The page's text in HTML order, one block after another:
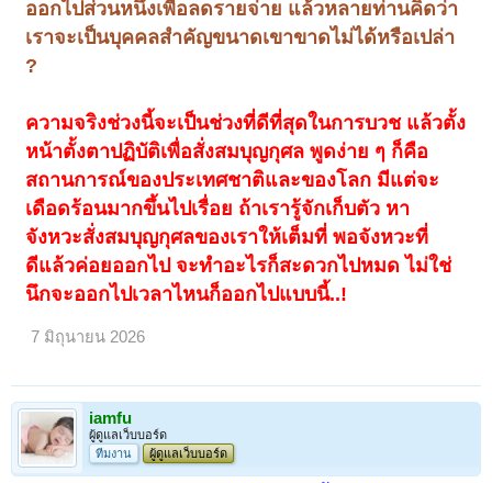
ออกไปส่วนหนึ่งเพื่อลดรายจ่าย แล้วหลายท่านคิดว่า
เราจะเป็นบุคคลสำคัญขนาดเขาขาดไม่ได้หรือเปล่า
?
ความจริงช่วงนี้จะเป็นช่วงที่ดีที่สุดในการบวช แล้วตั้ง
หน้าตั้งตาปฏิบัติเพื่อสั่งสมบุญกุศล พูดง่าย ๆ ก็คือ
สถานการณ์ของประเทศชาติและของโลก มีแต่จะ
เดือดร้อนมากขึ้นไปเรื่อย ถ้าเรารู้จักเก็บตัว หา
จังหวะสั่งสมบุญกุศลของเราให้เต็มที่ พอจังหวะที่
ดีแล้วค่อยออกไป จะทำอะไรก็สะดวกไปหมด ไม่ใช่
นึกจะออกไปเวลาไหนก็ออกไปแบบนี้..!
7 มิถุนายน 2026
iamfu
ผู้ดูแลเว็บบอร์ด
ทีมงาน
ผู้ดูแลเว็บบอร์ด